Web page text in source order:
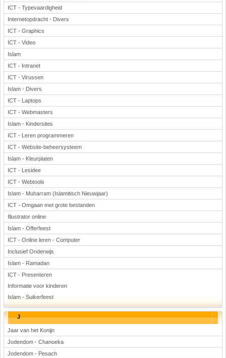
ICT - Typevaardigheid
Internetopdracht - Divers
ICT - Graphics
ICT - Video
Islam
ICT - Intranet
ICT - Virussen
Islam - Divers
ICT - Laptops
ICT - Webmasters
Islam - Kindersites
ICT - Leren programmeren
ICT - Website-beheersysteem
Islam - Kleurplaten
ICT - Lesidee
ICT - Webtools
Islam - Muharram (Islamitisch Nieuwjaar)
ICT - Omgaan met grote bestanden
Illustrator online
Islam - Offerfeest
ICT - Online leren - Computer
Inclusief Onderwijs
Islam - Ramadan
ICT - Presenteren
Informatie voor kinderen
Islam - Suikerfeest
J
Jaar van het Konijn
Jodendom - Chanoeka
Jodendom - Pesach